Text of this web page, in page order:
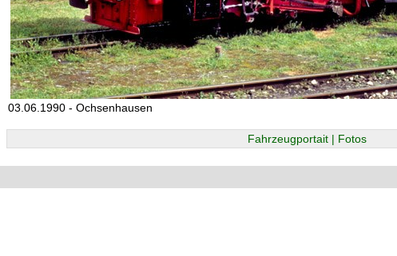
03.06.1990 - Ochsenhausen
Fahrzeugportait | Fotos